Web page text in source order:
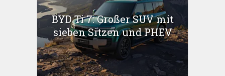
BYD Ti 7: Großer SUV mit
sieben Sitzen und PHEV